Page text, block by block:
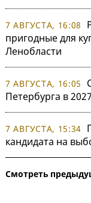
7 АВГУСТА, 16:08
пригодные для
Ленобласти
7 АВГУСТА, 16:05
Петербурга в
7 АВГУСТА, 15:34
кандидата на
Смотреть